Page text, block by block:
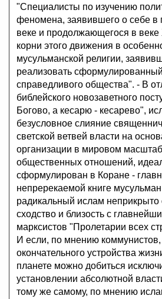
"Специалисты по изучению
феномена, заявившего о себе в
веке и продолжающегося в веке
корни этого движения в
мусульманской религии,
реализовать
справедливого общества". - В
библейского новозаветного
Богово, а кесарю - кесарево",
безусловное слияние
светской ветвей власти на
организации в мировом
общественных отношений,
сформулирован в Коране -
непререкаемой книге
радикальный ислам неприкрыто
сходство и близость с
марксистов "Пролетарии всех
И если, по мнению коммунистов,
окончательного устройства
планете можно добиться
установлении абсолютной
тому же самому, по мнению